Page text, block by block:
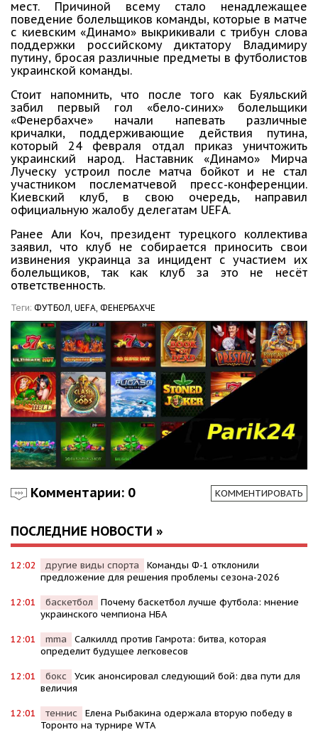
мест. Причиной всему стало ненадлежащее
поведение болельщиков команды, которые в матче
с киевским «Динамо» выкрикивали с трибун слова
поддержки российскому диктатору Владимиру
путину, бросая различные предметы в футболистов
украинской команды.
Стоит напомнить, что после того как Буяльский
забил первый гол «бело-синих» болельщики
«Фенербахче» начали напевать различные
кричалки, поддерживающие действия путина,
который 24 февраля отдал приказ уничтожить
украинский народ. Наставник «Динамо» Мирча
Луческу устроил после матча бойкот и не стал
участником послематчевой пресс-конференции.
Киевский клуб, в свою очередь, направил
официальную жалобу делегатам UEFA.
Ранее Али Коч, президент турецкого коллектива
заявил, что клуб не собирается приносить свои
извинения украинца за инцидент с участием их
болельщиков, так как клуб за это не несёт
ответственность.
Теги: ФУТБОЛ, UEFA, ФЕНЕРБАХЧЕ
Комментарии: 0 КОММЕНТИРОВАТЬ
ПОСЛЕДНИЕ НОВОСТИ »
12:02 другие виды спорта
Команды Ф-1 отклонили
предложение для решения проблемы сезона-2026
12:01 баскетбол
Почему баскетбол лучше футбола: мнение
украинского чемпиона НБА
12:01 mma
Салкиллд против Гамрота: битва, которая
определит будущее легковесов
12:01 бокс
Усик анонсировал следующий бой: два пути для
величия
12:01 теннис
Елена Рыбакина одержала вторую победу в
Торонто на турнире WTA